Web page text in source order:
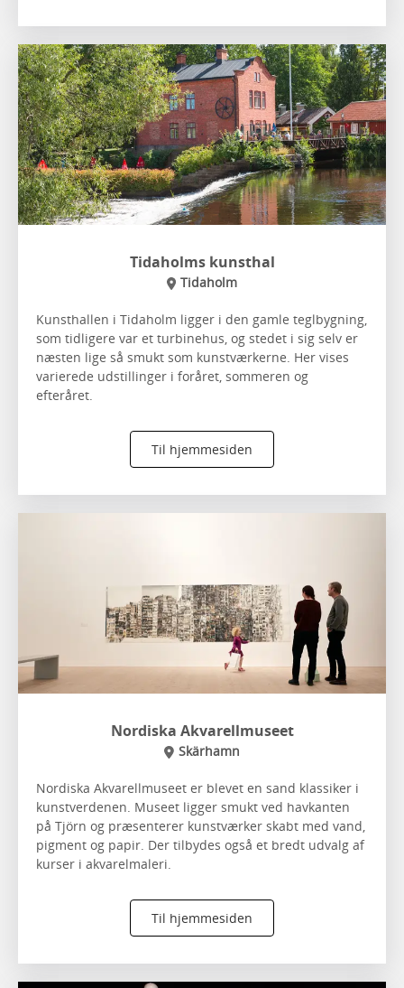
Tidaholms kunsthal
Tidaholm
Kunsthallen i Tidaholm ligger i den gamle teglbygning,
som tidligere var et turbinehus, og stedet i sig selv er
næsten lige så smukt som kunstværkerne. Her vises
varierede udstillinger i foråret, sommeren og
efteråret.
Til hjemmesiden
Nordiska Akvarellmuseet
Skärhamn
Nordiska Akvarellmuseet er blevet en sand klassiker i
kunstverdenen. Museet ligger smukt ved havkanten
på Tjörn og præsenterer kunstværker skabt med vand,
pigment og papir. Der tilbydes også et bredt udvalg af
kurser i akvarelmaleri.
Til hjemmesiden